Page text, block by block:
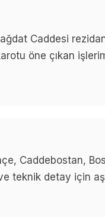
Caddesi
öne çıkan
Caddebostan,
teknik detay için